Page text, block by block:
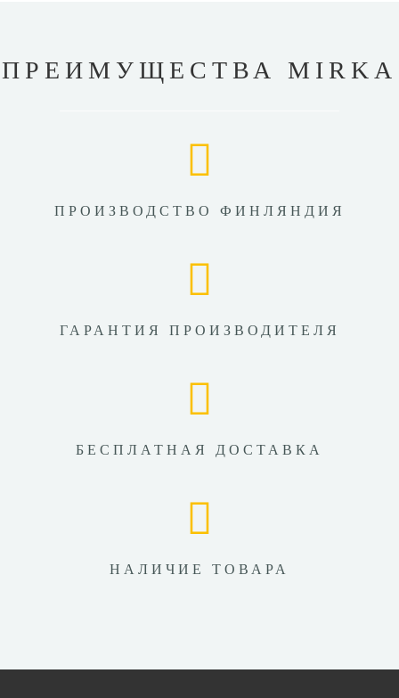
ПРЕИМУЩЕСТВА MIRKA
ПРОИЗВОДСТВО ФИНЛЯНДИЯ
ГАРАНТИЯ ПРОИЗВОДИТЕЛЯ
БЕСПЛАТНАЯ ДОСТАВКА
НАЛИЧИЕ ТОВАРА